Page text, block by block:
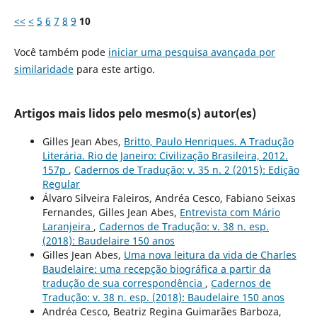
<< < 5 6 7 8 9 10
Você também pode iniciar uma pesquisa avançada por
similaridadepara este artigo.
Artigos mais lidos pelo mesmo(s) autor(es)
Gilles Jean Abes, Britto, Paulo Henriques. A Tradução
Literária. Rio de Janeiro: Civilização Brasileira, 2012.
157p , Cadernos de Tradução: v. 35 n. 2 (2015): Edição
Regular
Álvaro Silveira Faleiros, Andréa Cesco, Fabiano Seixas
Fernandes, Gilles Jean Abes, Entrevista com Mário
Laranjeira , Cadernos de Tradução: v. 38 n. esp.
(2018): Baudelaire 150 anos
Gilles Jean Abes, Uma nova leitura da vida de Charles
Baudelaire: uma recepção biográfica a partir da
tradução de sua correspondência , Cadernos de
Tradução: v. 38 n. esp. (2018): Baudelaire 150 anos
Andréa Cesco, Beatriz Regina Guimarães Barboza,